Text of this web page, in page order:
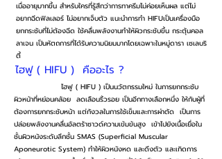
เมื่ออายุมากขึ้น สำหรับใครที่รู้สึกว่าการทาครีมไม่ค่อยเห็นผล แต่ไม่
อยากฉีดฟิลเลอร์ ไม่อยากเจ็บตัว แนะนำการทำ HIFUเป็นเครื่องมือ
ยกกระชับที่ไม่ต้องฉีด ใช้คลื่นพลังงานทำให้ผิวกระชับขึ้น กระตุ้นคอล
ลาเจน เป็นหัตถการที่ได้รับความนิยมมากโดยเฉพาะในหมู่ดารา เซเลบริ
ตี้
ไฮฟู ( HIFU ) คืออะไร ?
ไฮฟู ( HIFU ) เป็นนวัตกรรมใหม่ ในการยกกระชับ
ผิวหน้าที่หย่อนคล้อย ลดเลือนริ้วรอย เป็นอีกทางเลือกหนึ่ง ให้กับผู้ที่
ต้องการยกกระชับหน้า แต่กังวลในการใช้เข็มและการผ่าตัด เป็นการ
ปล่อยพลังงานคลื่นอัลตร้าซาวด์ความเข้มข้นสูง เข้าไปยังเนื้อเยื่อใน
ชั้นผิวหนังระดับลึกชั้น SMAS (Superficial Muscular
Aponeurotic System) ทำให้ผิวหนังหด และดึงตัว และเกิดการ